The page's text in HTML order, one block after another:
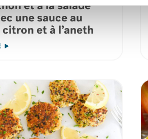
et à la salade
une sauce au
et à l’aneth